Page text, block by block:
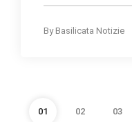
By Basilicata Notizie
01 02 03